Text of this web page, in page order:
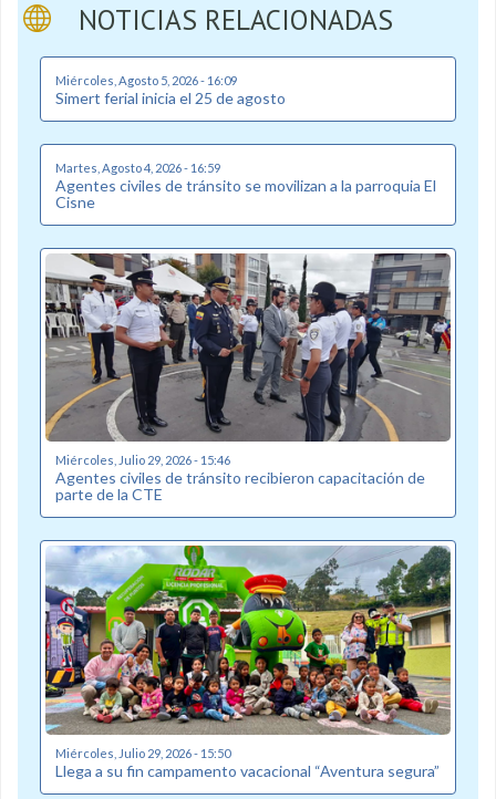
NOTICIAS RELACIONADAS
Miércoles, Agosto 5, 2026 - 16:09
Simert ferial inicia el 25 de agosto
Martes, Agosto 4, 2026 - 16:59
Agentes civiles de tránsito se movilizan a la parroquia El
Cisne
Miércoles, Julio 29, 2026 - 15:46
Agentes civiles de tránsito recibieron capacitación de
parte de la CTE
Miércoles, Julio 29, 2026 - 15:50
Llega a su fin campamento vacacional “Aventura segura”